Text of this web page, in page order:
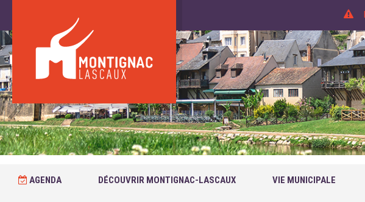
AGENDA DÉCOUVRIR MONTIGNAC-LASCAUX VIE MUNICIPALE